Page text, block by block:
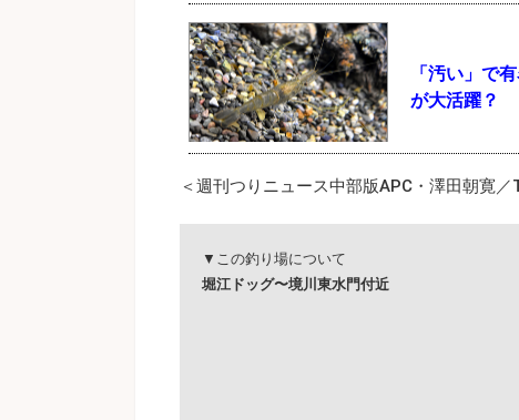
「汚い」で
が大活躍？
＜週刊つりニュース中部版APC・澤田朝寛／
▼この釣り場について
堀江ドッグ〜境川東水門付近